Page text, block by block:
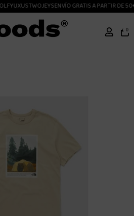
YUXUSTWOJEYSENVÍO GRATIS A PARTIR DE 50€
0